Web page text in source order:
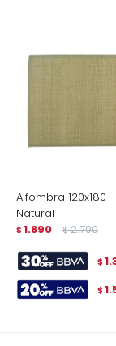
Alfombra 120x180
Natural
$ 1.890 $ 2.700
$
$